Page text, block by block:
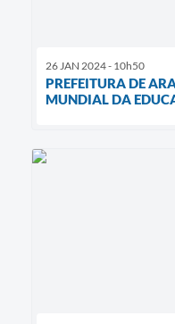
26 JAN 2024 - 10h50
PREFEITURA DE
MUNDIAL DA